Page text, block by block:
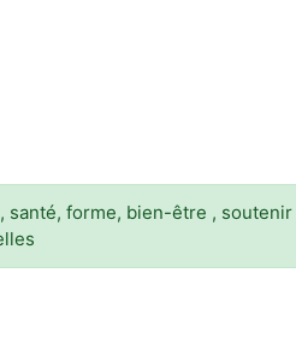
forme, bien-être ,